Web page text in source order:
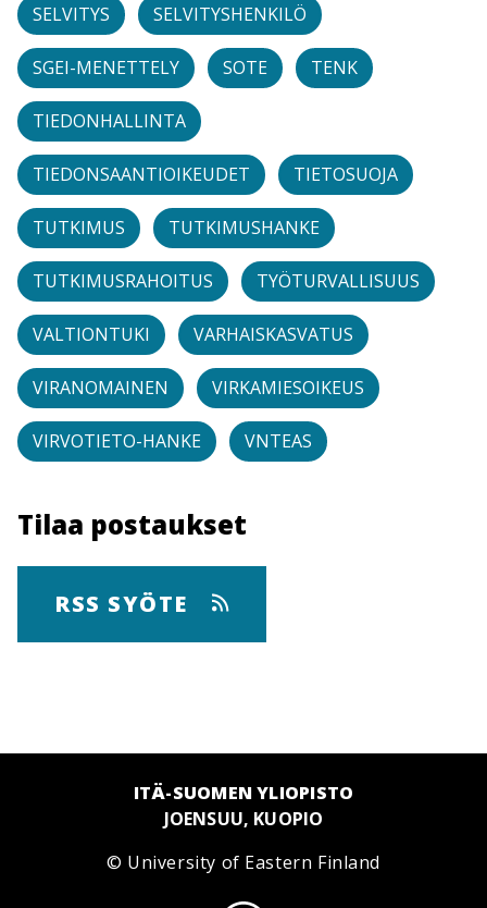
SELVITYS SELVITYSHENKILÖ
SGEI-MENETTELY SOTE TENK
TIEDONHALLINTA
TIEDONSAANTIOIKEUDET TIETOSUOJA
TUTKIMUS TUTKIMUSHANKE
TUTKIMUSRAHOITUS TYÖTURVALLISUUS
VALTIONTUKI VARHAISKASVATUS
VIRANOMAINEN VIRKAMIESOIKEUS
VIRVOTIETO-HANKE VNTEAS
Tilaa postaukset
RSS SYÖTE
ITÄ-SUOMEN YLIOPISTO
JOENSUU, KUOPIO
© University of Eastern Finland